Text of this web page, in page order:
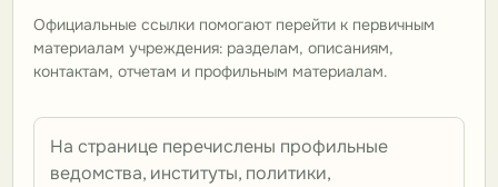
Официальные ссылки помогают перейти к первичным
материалам учреждения: разделам, описаниям,
контактам, отчетам и профильным материалам.
На странице перечислены профильные
ведомства, институты, политики,